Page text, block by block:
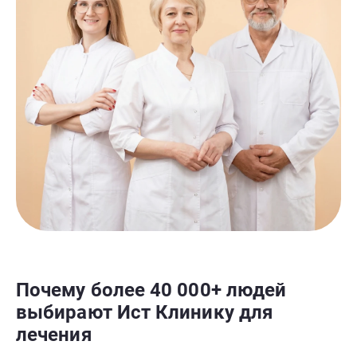
Почему более 40 000+ людей
выбирают Ист Клинику для
лечения